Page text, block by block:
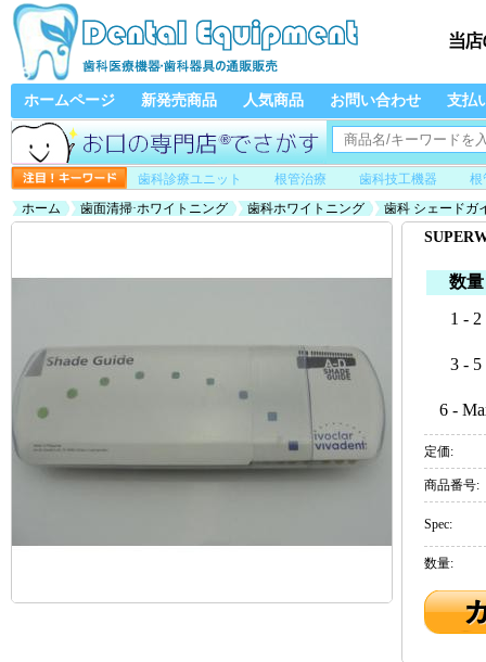
ホームページ 新発売商品 人気商品 お問い合わせ 支払
歯科診療ユニット 根管治療 歯科技工機器
根
ホーム
歯面清掃·ホワイトニング 歯科ホワイトニング 歯科 シェードガ
数量
1 - 2
3 - 5
6 -
定価:
商品番号:
Spec:
数量: